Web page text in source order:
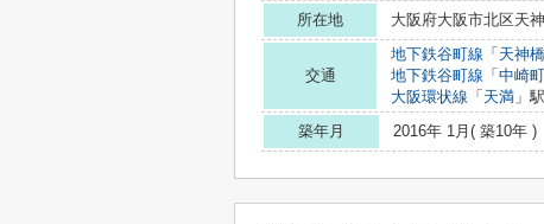
所在地 大阪府大阪市北区天
交通
地下鉄谷町線 「 天神
地下鉄谷町線 「 中崎町
大阪環状線 「 天満 」
築年月
2016年 1月( 築10年 )